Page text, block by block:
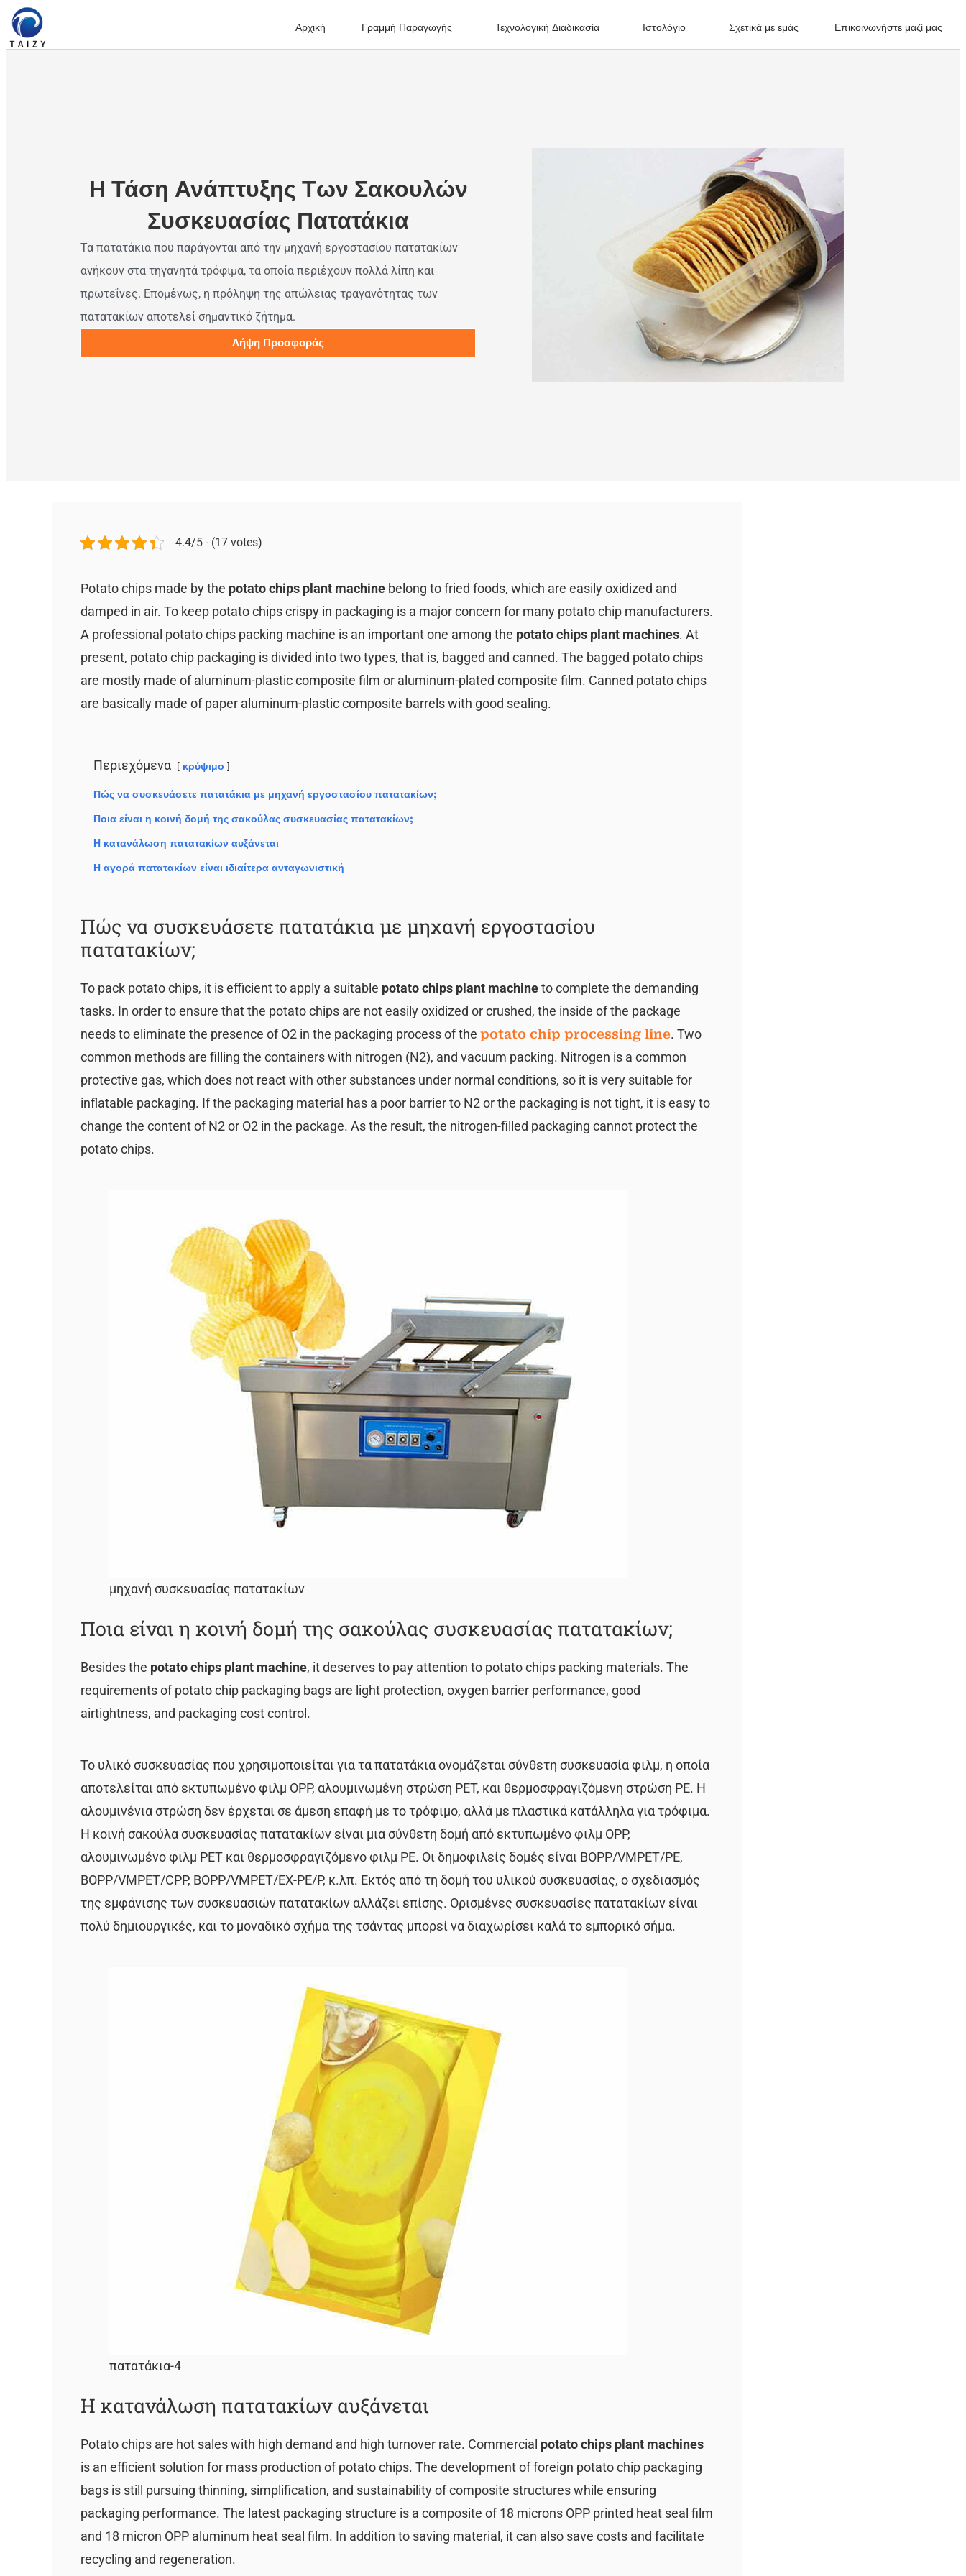
Αρχική Γραμμή Παραγωγής Τεχνολογική Διαδικασία Ιστολόγιο Σχετικά με εμάς Επικοινωνήστε μαζί μας
Η Τάση Ανάπτυξης Των Σακουλών
Συσκευασίας Πατατάκια
Τα πατατάκια που παράγονται από την μηχανή εργοστασίου πατατακίων
ανήκουν στα τηγανητά τρόφιμα, τα οποία περιέχουν πολλά λίπη και
πρωτεΐνες. Επομένως, η πρόληψη της απώλειας τραγανότητας των
πατατακίων αποτελεί σημαντικό ζήτημα.
Λήψη Προσφοράς
4.4/5 - (17 votes)
Potato chips made by the potato chips plant machine belong to fried foods, which are easily oxidized and
damped in air. To keep potato chips crispy in packaging is a major concern for many potato chip manufacturers.
A professional potato chips packing machine is an important one among the potato chips plant machines. At
present, potato chip packaging is divided into two types, that is, bagged and canned. The bagged potato chips
are mostly made of aluminum-plastic composite film or aluminum-plated composite film. Canned potato chips
are basically made of paper aluminum-plastic composite barrels with good sealing.
Περιεχόμενα κρύψιμο
Πώς να συσκευάσετε πατατάκια με μηχανή εργοστασίου πατατακίων;
Ποια είναι η κοινή δομή της σακούλας συσκευασίας πατατακίων;
Η κατανάλωση πατατακίων αυξάνεται
Η αγορά πατατακίων είναι ιδιαίτερα ανταγωνιστική
Πώς να συσκευάσετε πατατάκια με μηχανή εργοστασίου
πατατακίων;
To pack potato chips, it is efficient to apply a suitable potato chips plant machineto complete the demanding
tasks. In order to ensure that the potato chips are not easily oxidized or crushed, the inside of the package
needs to eliminate the presence of O2 in the packaging process of the potato chip processing line. Two
common methods are filling the containers with nitrogen (N2), and vacuum packing. Nitrogen is a common
protective gas, which does not react with other substances under normal conditions, so it is very suitable for
inflatable packaging. If the packaging material has a poor barrier to N2 or the packaging is not tight, it is easy to
change the content of N2 or O2 in the package. As the result, the nitrogen-filled packaging cannot protect the
potato chips.
μηχανή συσκευασίας πατατακίων
Ποια είναι η κοινή δομή της σακούλας συσκευασίας πατατακίων;
Besides the potato chips plant machine, it deserves to pay attention to potato chips packing materials. The
requirements of potato chip packaging bags are light protection, oxygen barrier performance, good
airtightness, and packaging cost control.
Το υλικό συσκευασίας που χρησιμοποιείται για τα πατατάκια ονομάζεται σύνθετη συσκευασία φιλμ, η οποία
αποτελείται από εκτυπωμένο φιλμ OPP, αλουμινωμένη στρώση PET, και θερμοσφραγιζόμενη στρώση PE. Η
αλουμινένια στρώση δεν έρχεται σε άμεση επαφή με το τρόφιμο, αλλά με πλαστικά κατάλληλα για τρόφιμα.
Η κοινή σακούλα συσκευασίας πατατακίων είναι μια σύνθετη δομή από εκτυπωμένο φιλμ OPP,
αλουμινωμένο φιλμ PET και θερμοσφραγιζόμενο φιλμ PE. Οι δημοφιλείς δομές είναι BOPP/VMPET/PE,
BOPP/VMPET/CPP, BOPP/VMPET/EX-PE/P, κ.λπ. Εκτός από τη δομή του υλικού συσκευασίας, ο σχεδιασμός
της εμφάνισης των συσκευασιών πατατακίων αλλάζει επίσης. Ορισμένες συσκευασίες πατατακίων είναι
πολύ δημιουργικές, και το μοναδικό σχήμα της τσάντας μπορεί να διαχωρίσει καλά το εμπορικό σήμα.
πατατάκια-4
Η κατανάλωση πατατακίων αυξάνεται
Potato chips are hot sales with high demand and high turnover rate. Commercial potato chips plant machines
is an efficient solution for mass production of potato chips. The development of foreign potato chip packaging
bags is still pursuing thinning, simplification, and sustainability of composite structures while ensuring
packaging performance. The latest packaging structure is a composite of 18 microns OPP printed heat seal film
and 18 micron OPP aluminum heat seal film. In addition to saving material, it can also save costs and facilitate
recycling and regeneration.